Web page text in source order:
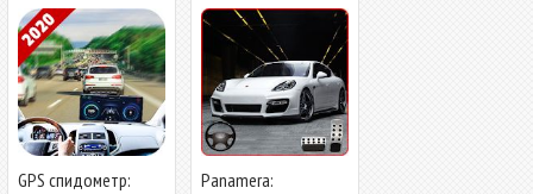
GPS спидометр:
Panamera: